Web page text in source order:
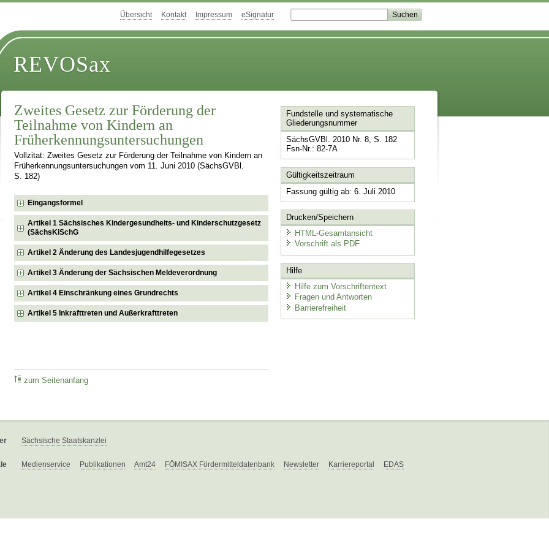
Übersicht Kontakt Impressum eSignatur
REVOSax
Zweites Gesetz zur Förderung der
Teilnahme von Kindern an
Früherkennungsuntersuchungen
Vollzitat: Zweites Gesetz zur Förderung der Teilnahme von Kindern an
Früherkennungsuntersuchungen vom 11. Juni 2010 (SächsGVBl.
S. 182)
Eingangsformel
Artikel 1 Sächsisches Kindergesundheits- und Kinderschutzgesetz
(SächsKiSchG
Artikel 2 Änderung des Landesjugendhilfegesetzes
Artikel 3 Änderung der Sächsischen Meldeverordnung
Artikel 4 Einschränkung eines Grundrechts
Artikel 5 Inkrafttreten und Außerkrafttreten
zum Seitenanfang
Fundstelle und systematische
Gliederungsnummer
SächsGVBl. 2010 Nr. 8, S. 182
Fsn-Nr.: 82-7A
Gültigkeitszeitraum
Fassung gültig ab: 6. Juli 2010
Drucken/Speichern
HTML-Gesamtansicht
Vorschrift als PDF
Hilfe
Hilfe zum Vorschriftentext
Fragen und Antworten
Barrierefreiheit
Sächsische Staatskanzlei
Medienservice Publikationen Amt24 FÖMISAX Fördermitteldatenbank Newsletter Karriereportal EDAS